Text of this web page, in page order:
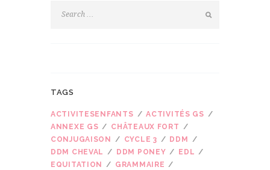
TAGS
ACTIVITESENFANTS
ACTIVITÉS GS
ANNEXE GS
CHÂTEAUX FORT
CONJUGAISON
CYCLE 3
DDM
DDM CHEVAL
DDM PONEY
EDL
EQUITATION
GRAMMAIRE